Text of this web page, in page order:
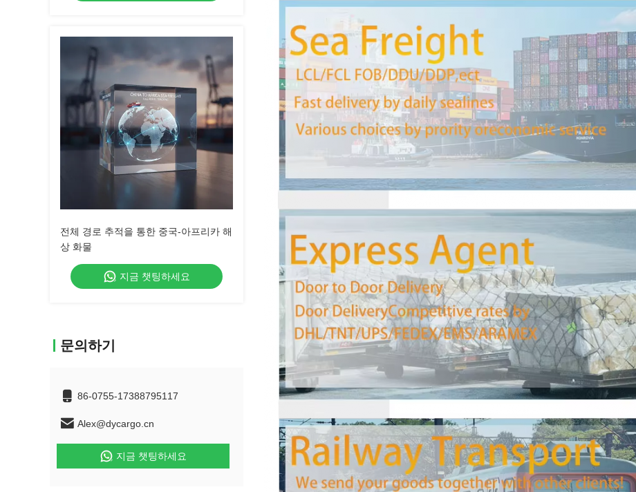
전체 경로 추적을 통한 중국-아프리카 해
상 화물
지금 챗팅하세요
문의하기
86-0755-17388795117
Alex@dycargo.cn
지금 챗팅하세요